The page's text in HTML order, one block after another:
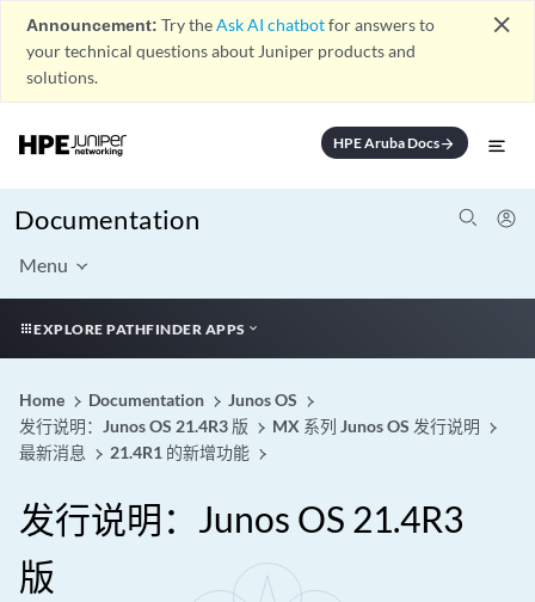
Announcement: Try theAsk AI chatbotfor answers to
your technical questions about Juniper products and
solutions.
close
HPE Aruba Docsarrow_forward
Documentation
Menu
EXPLORE PATHFINDER APPS
Home Documentation
Junos OS
发行说明：Junos OS 21.4R3 版
MX 系列 Junos OS 发行说明
最新消息
21.4R1 的新增功能
发行说明：Junos OS 21.4R3
版